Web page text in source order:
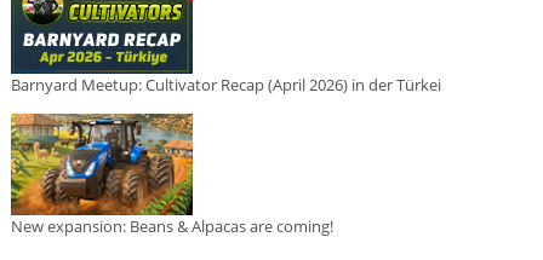
Barnyard Meetup: Cultivator Recap (April 2026) in der Türkei
New expansion: Beans & Alpacas are coming!